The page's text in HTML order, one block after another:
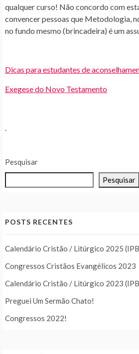
qualquer curso! Não concordo com
convencer pessoas que Metodologia,
no fundo mesmo (brincadeira) é um
Dicas para estudantes de
Exegese do Novo Testamento
.
Pesquisar
Pesquisar
POSTS RECENTES
Calendário Cristão / Litúrgico 2025
Congressos Cristãos Evangélicos 2023
Calendário Cristão / Litúrgico 2023
Preguei Um Sermão Chato!
Congressos 2022!